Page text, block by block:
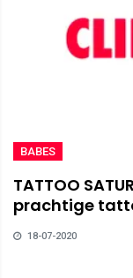
BABES
TATTOO
prachtige
18-07-2020